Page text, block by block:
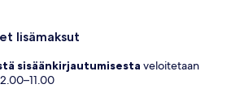
lisämaksut
sisäänkirjautumisesta veloitetaan